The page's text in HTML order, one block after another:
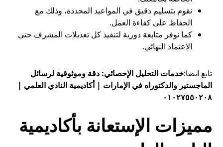
نقوم بتسليم دقيق في المواعيد المحددة، وذلك مع
الحفاظ على كفاءة العمل.
كما نوفر متابعة دورية لتنفيذ كل تعديلات المشرف حتى
الاعتماد النهائي.
تابع ايضا:خدمات التحليل الإحصائي: دقة وموثوقية لرسائل
الماجستير والدكتوراه في الإمارات | أكاديمية النادي العلمي |
٠١٠٢٧٥٥٠٢٠٨
مميزات الإستعانة بأكاديمية